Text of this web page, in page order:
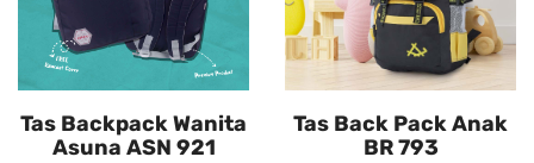
Tas Backpack Wanita
Asuna ASN 921
Tas Back Pack Anak
BR 793